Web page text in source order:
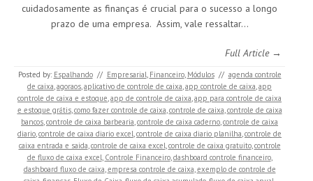
cuidadosamente as finanças é crucial para o sucesso a longo
prazo de uma empresa. Assim, vale ressaltar…
Full Article →
Posted by: Espalhando // Empresarial, Financeiro, Módulos // agenda controle
de caixa,agoraos,aplicativo de controle de caixa,app controle de caixa,app
controle de caixa e estoque,app de controle de caixa,app para controle de caixa
e estoque grátis,como fazer controle de caixa,controle de caixa,controle de caixa
bancos,controle de caixa barbearia,controle de caixa caderno,controle de caixa
diario,controle de caixa diario excel,controle de caixa diario planilha,controle de
caixa entrada e saida,controle de caixa excel,controle de caixa gratuito,controle
de fluxo de caixa excel, Controle Financeiro,dashboard controle financeiro,
dashboard fluxo de caixa,empresa controle de caixa,exemplo de controle de